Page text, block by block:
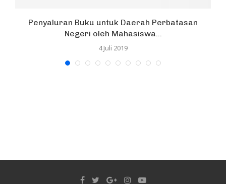
Penyaluran Buku untuk Daerah Perbatasan
Negeri oleh Mahasiswa...
4 Juli 2019